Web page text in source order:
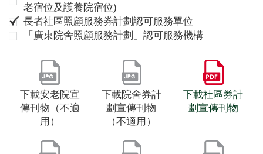
老宿位及護養院宿位)
長者社區照顧服務券計劃認可服務單位
「廣東院舍照顧服務計劃」認可服務機構
下載安老院宣
傳刊物（不適
用）
下載院舍券計
劃宣傳刊物
（不適用）
下載社區券計
劃宣傳刊物